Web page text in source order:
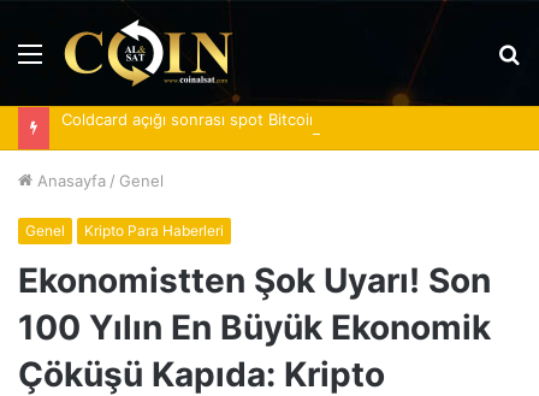
Menü
Anasayfa / Genel
Genel Kripto Para Haberleri
Ekonomistten Şok Uyarı! Son
100 Yılın En Büyük Ekonomik
Çöküşü Kapıda: Kripto